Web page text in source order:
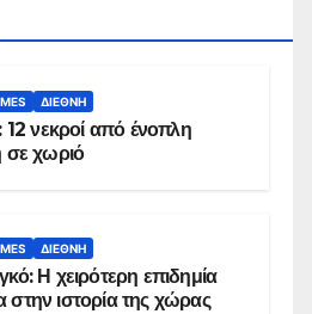
ΔΙΕΘΝΉ
12 νεκροί από ένοπλη
σε χωριό
ΔΙΕΘΝΉ
Η χειρότερη επιδημία
ιστορία της χώρας